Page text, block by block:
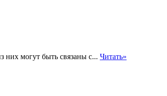
них могут быть связаны с... Читать»